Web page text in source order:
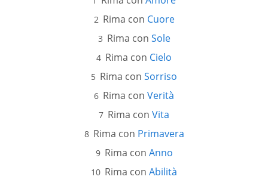
Rima con Cuore
Rima con Sole
Rima con Cielo
Rima con Sorriso
Rima con Verità
Rima con Vita
Rima con Primavera
Rima con Anno
Rima con Abilità